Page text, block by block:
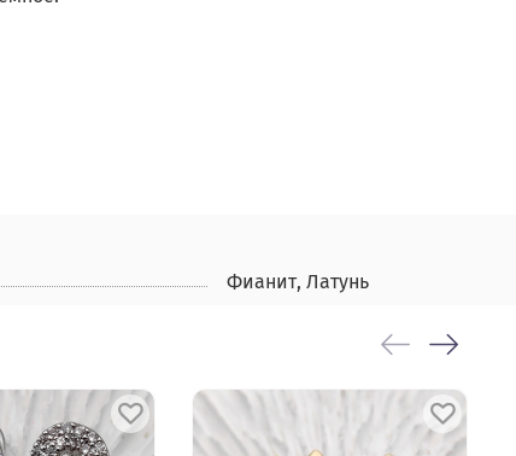
Фианит, Латунь